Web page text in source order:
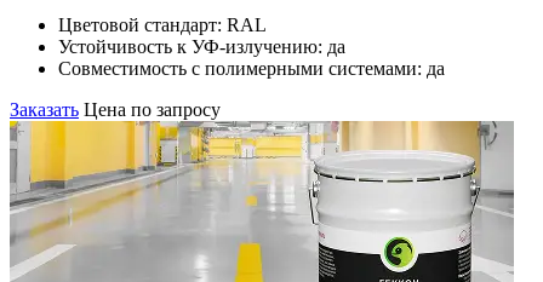
Цветовой стандарт: RAL
Устойчивость к УФ-излучению: да
Совместимость с полимерными системами: да
Заказать Цена по запросу